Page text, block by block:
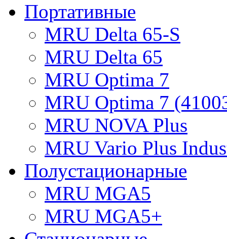
Портативные
MRU Delta 65-S
MRU Delta 65
MRU Optima 7
MRU Optima 7
MRU NOVA Plus
MRU Vario Plus
Полустационарные
MRU MGA5
MRU MGA5+